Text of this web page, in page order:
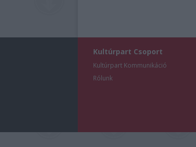
Kultúrpart Csoport
Kultúrpart Kommunikáció
Rólunk